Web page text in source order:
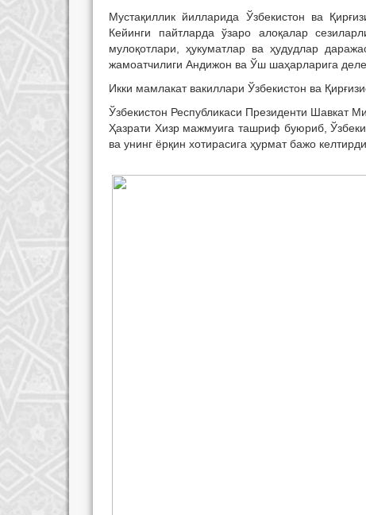
Мустақиллик йилларида Ўзбекистон ва
Кейинги пайтларда ўзаро алоқалар
мулоқотлари, ҳукуматлар ва ҳудудлар
жамоатчилиги Андижон ва Ўш шаҳарларига
Икки мамлакат вакиллари Ўзбекистон ва
Ўзбекистон Республикаси Президенти Шавкат
Ҳазрати Хизр мажмуига ташриф буюриб,
ва унинг ёрқин хотирасига ҳурмат бажо